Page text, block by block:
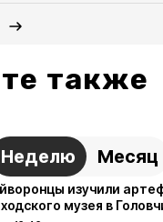
также
Неделю Месяц
изучили
музея в